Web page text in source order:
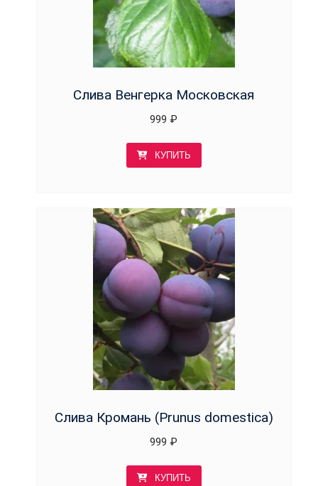
Слива Венгерка Московская
999 ₽
КУПИТЬ
Слива Кромань (Prunus domestica)
999 ₽
КУПИТЬ